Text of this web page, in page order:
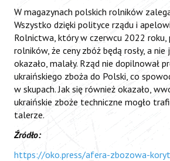
W magazynach polskich rolników
Wszystko dzięki polityce rządu i
Rolnictwa, który w czerwcu 2022 roku,
rolników, że ceny zbóż będą rosły, a nie
okazało, malały. Rząd nie dopilnował
ukraińskiego zboża do Polski, co
w skupach. Jak się również okazało,
ukraińskie zboże techniczne mogło
talerze.
Źródło:
https://oko.press/afera-zbozowa-